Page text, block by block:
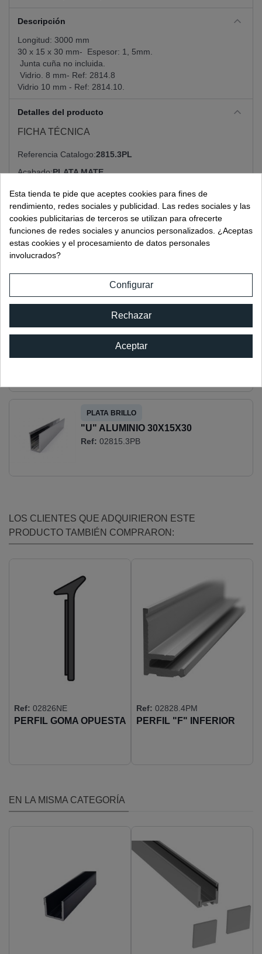
Descripción
Longitud: 3000 mm
30 x 15 x 30 mm- Espesor: 1, 5mm.
Junta cuña no incluida.
Vidrio. 8 mm- Ref: 2814.8
Vidrio 10 mm - Ref: 2814.10.
Detalles del producto
FICHA TÉCNICA
Referencia Catalogo 2815.3PL
Acabado PLATA MATE
Material
ALUMINIO
Longitud 3000 MM
STANDARD
Grosor 8 MM
10 MM
OTROS ACABADOS DISPONIBLES:
"U" ALUMINIO 30X15X30
NEGRO
Ref:02815.3NE
"U" ALUMINIO 30X15X30
PLATA BRILLO
Ref: 02815.3PB
LOS CLIENTES QUE ADQUIRIERON ESTE
PRODUCTO TAMBIÉN COMPRARON:
PERFIL GOMA OPUESTA
Ref: 02826NE
PERFIL "F" INFERIOR
Ref: 02828.4PM
EN LA MISMA CATEGORÍA
Esta tienda te pide que aceptes cookies para fines de
rendimiento, redes sociales y publicidad. Las redes sociales y las
cookies publicitarias de terceros se utilizan para ofrecerte
funciones de redes sociales y anuncios personalizados. ¿Aceptas
estas cookies y el procesamiento de datos personales
involucrados?
Configurar
Rechazar
Aceptar